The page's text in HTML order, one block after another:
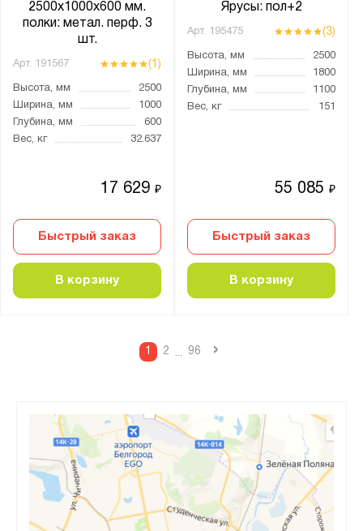
2500х1000х600 мм.
полки: метал. перф. 3
шт.
Арт. 191567 (1)
Высота, мм
2500
Ширина, мм
1000
Глубина, мм
600
Вес, кг
32.637
17 629₽
Быстрый заказ
В корзину
Ярусы: пол+2
Арт. 195475 (3)
Высота, мм
2500
Ширина, мм
1800
Глубина, мм
1100
Вес, кг
151
55 085₽
Быстрый заказ
В корзину
1 2 ... 96 ›